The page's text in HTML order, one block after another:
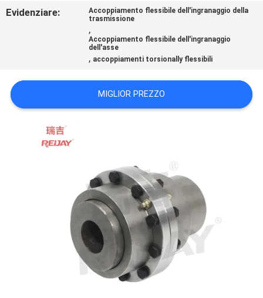
CITAZIONE
OFFICIAL
WEBSITE
Evidenziare:
Accoppiamento flessibile dell'ingranaggio della
trasmissione
,
Accoppiamento flessibile dell'ingranaggio
dell'asse
, accoppiamenti torsionally flessibili
MIGLIOR PREZZO